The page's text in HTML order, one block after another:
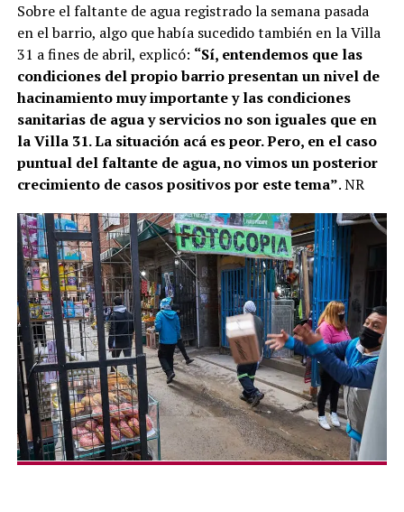
Sobre el faltante de agua registrado la semana pasada
en el barrio, algo que había sucedido también en la Villa
31 a fines de abril, explicó: “Sí, entendemos que las
condiciones del propio barrio presentan un nivel de
hacinamiento muy importante y las condiciones
sanitarias de agua y servicios no son iguales que en
la Villa 31. La situación acá es peor. Pero, en el caso
puntual del faltante de agua, no vimos un posterior
crecimiento de casos positivos por este tema”. NR